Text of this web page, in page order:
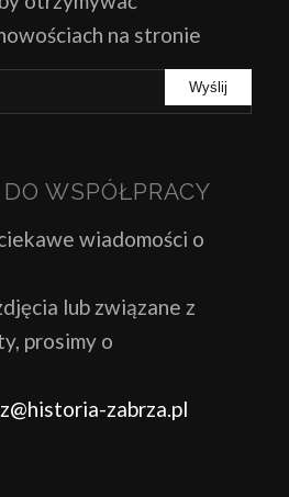
na stronie
WSPÓŁPRACY
wiadomości o
lub związane z
prosimy o
zabrza.pl